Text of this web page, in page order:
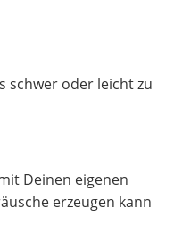
schwer oder leicht zu
Deinen eigenen
erzeugen kann